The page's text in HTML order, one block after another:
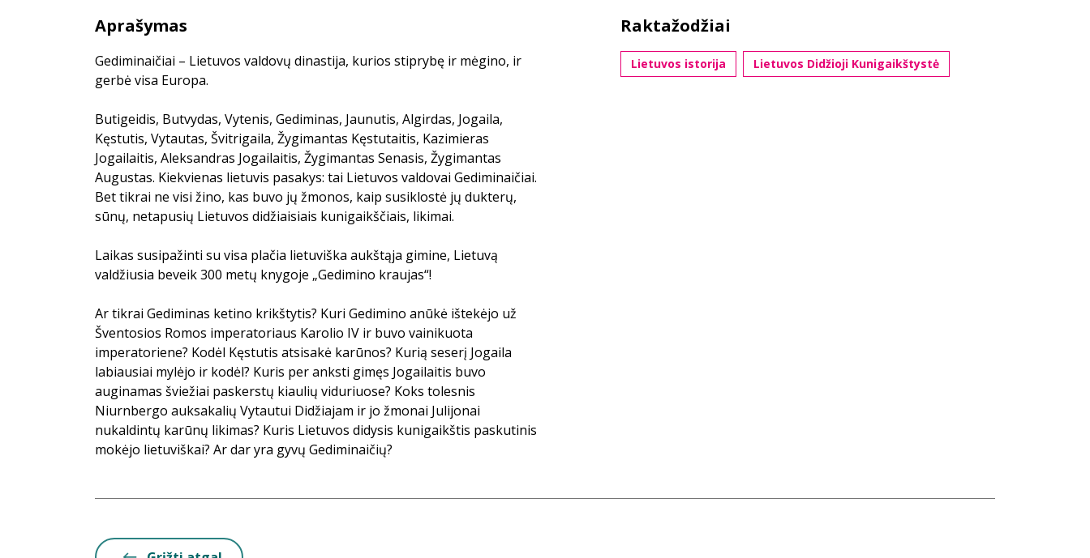
Aprašymas
Gediminaičiai – Lietuvos valdovų dinastija, kurios stiprybę ir mėgino, ir
gerbė visa Europa.
Butigeidis, Butvydas, Vytenis, Gediminas, Jaunutis, Algirdas, Jogaila,
Kęstutis, Vytautas, Švitrigaila, Žygimantas Kęstutaitis, Kazimieras
Jogailaitis, Aleksandras Jogailaitis, Žygimantas Senasis, Žygimantas
Augustas. Kiekvienas lietuvis pasakys: tai Lietuvos valdovai Gediminaičiai.
Bet tikrai ne visi žino, kas buvo jų žmonos, kaip susiklostė jų dukterų,
sūnų, netapusių Lietuvos didžiaisiais kunigaikščiais, likimai.
Laikas susipažinti su visa plačia lietuviška aukštąja gimine, Lietuvą
valdžiusia beveik 300 metų knygoje „Gedimino kraujas“!
Ar tikrai Gediminas ketino krikštytis? Kuri Gedimino anūkė ištekėjo už
Šventosios Romos imperatoriaus Karolio IV ir buvo vainikuota
imperatoriene? Kodėl Kęstutis atsisakė karūnos? Kurią seserį Jogaila
labiausiai mylėjo ir kodėl? Kuris per anksti gimęs Jogailaitis buvo
auginamas šviežiai paskerstų kiaulių viduriuose? Koks tolesnis
Niurnbergo auksakalių Vytautui Didžiajam ir jo žmonai Julijonai
nukaldintų karūnų likimas? Kuris Lietuvos didysis kunigaikštis paskutinis
mokėjo lietuviškai? Ar dar yra gyvų Gediminaičių?
Raktažodžiai
Lietuvos istorija Lietuvos Didžioji Kunigaikštystė